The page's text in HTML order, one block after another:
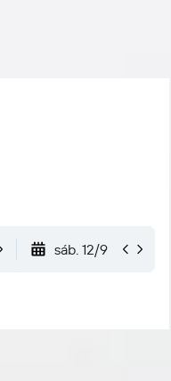
sáb. 12/9